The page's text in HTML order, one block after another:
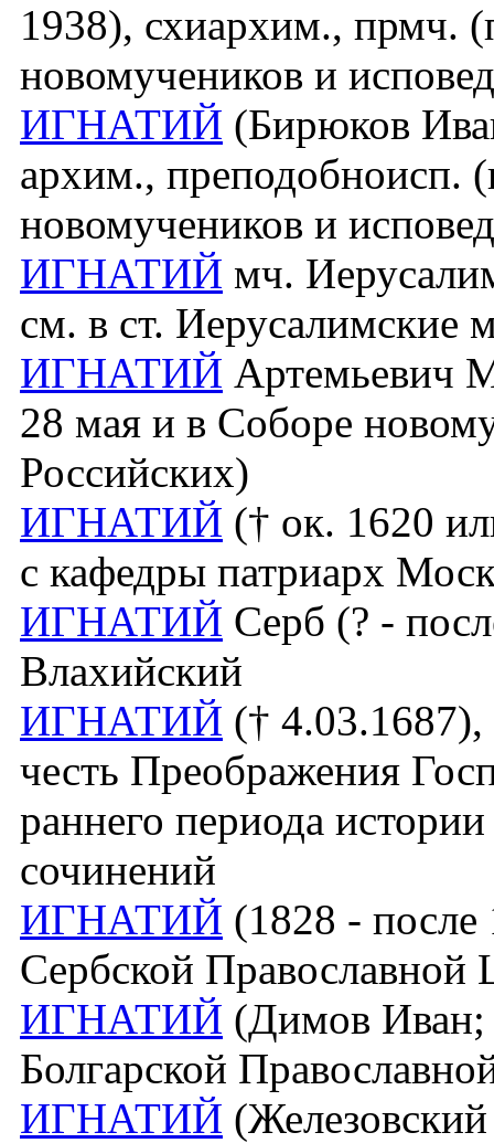
1938), схиархим., прмч.
новомучеников и
ИГНАТИЙ (Бирюков
архим., преподобноисп.
новомучеников и
ИГНАТИЙ мч.
см. в ст. Иерусалимские
ИГНАТИЙ Артемьевич
28 мая и в Соборе
Российских)
ИГНАТИЙ († ок. 1620
с кафедры патриарх
ИГНАТИЙ Серб (? -
Влахийский
ИГНАТИЙ (†
честь Преображения
раннего периода
сочинений
ИГНАТИЙ (1828 - после
Сербской Православной
ИГНАТИЙ (Димов Иван;
Болгарской
ИГНАТИЙ